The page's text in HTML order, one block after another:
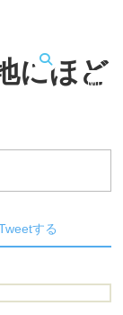
MENU
にほど
する